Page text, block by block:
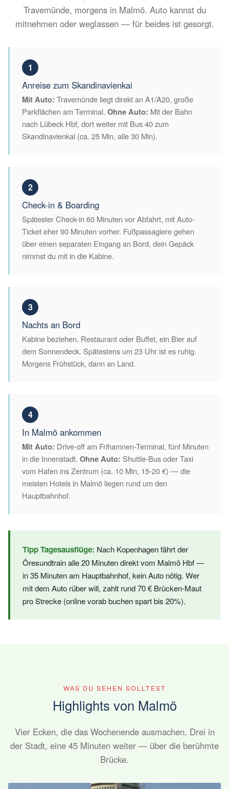
Travemünde, morgens in Malmö. Auto kannst du
mitnehmen oder weglassen — für beides ist gesorgt.
1
Anreise zum Skandinavienkai
Mit Auto: Travemünde liegt direkt an A1/A20, große
Parkflächen am Terminal. Ohne Auto: Mit der Bahn
nach Lübeck Hbf, dort weiter mit Bus 40 zum
Skandinavienkai (ca. 25 Min, alle 30 Min).
2
Check-in & Boarding
Spätester Check-in 60 Minuten vor Abfahrt, mit Auto-
Ticket eher 90 Minuten vorher. Fußpassagiere gehen
über einen separaten Eingang an Bord, dein Gepäck
nimmst du mit in die Kabine.
3
Nachts an Bord
Kabine beziehen, Restaurant oder Buffet, ein Bier auf
dem Sonnendeck. Spätestens um 23 Uhr ist es ruhig.
Morgens Frühstück, dann an Land.
4
In Malmö ankommen
Mit Auto: Drive-off am Frihamnen-Terminal, fünf Minuten
in die Innenstadt. Ohne Auto: Shuttle-Bus oder Taxi
vom Hafen ins Zentrum (ca. 10 Min, 15-20 €) — die
meisten Hotels in Malmö liegen rund um den
Hauptbahnhof.
Tipp Tagesausflüge: Nach Kopenhagen fährt der
Öresundtrain alle 20 Minuten direkt vom Malmö Hbf —
in 35 Minuten am Hauptbahnhof, kein Auto nötig. Wer
mit dem Auto rüber will, zahlt rund 70 € Brücken-Maut
pro Strecke (online vorab buchen spart bis 20%).
WAS DU SEHEN SOLLTEST
Highlights von Malmö
Vier Ecken, die das Wochenende ausmachen. Drei in
der Stadt, eine 45 Minuten weiter — über die berühmte
Brücke.